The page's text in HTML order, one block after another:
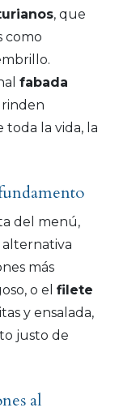
, que
como
fabada
rinden
toda la vida, la
del menú,
más
o el filete
y ensalada,
justo de
al